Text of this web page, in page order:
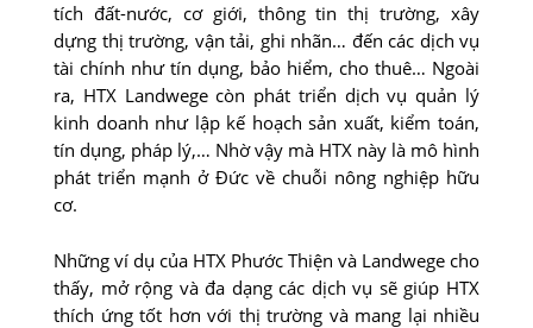
tích đất-nước, cơ giới, thông tin thị trường, xây
dựng thị trường, vận tải, ghi nhãn… đến các dịch vụ
tài chính như tín dụng, bảo hiểm, cho thuê… Ngoài
ra, HTX Landwege còn phát triển dịch vụ quản lý
kinh doanh như lập kế hoạch sản xuất, kiểm toán,
tín dụng, pháp lý,… Nhờ vậy mà HTX này là mô hình
phát triển mạnh ở Đức về chuỗi nông nghiệp hữu
cơ.
Những ví dụ của HTX Phước Thiện và Landwege cho
thấy, mở rộng và đa dạng các dịch vụ sẽ giúp HTX
thích ứng tốt hơn với thị trường và mang lại nhiều